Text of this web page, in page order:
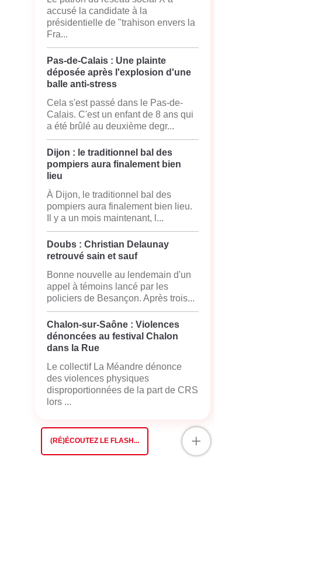
accusé la candidate à la
présidentielle de "trahison envers la
Fra...
Pas-de-Calais : Une plainte
déposée après l'explosion d'une
balle anti-stress
Cela s'est passé dans le Pas-de-
Calais. C'est un enfant de 8 ans qui
a été brûlé au deuxième degr...
Dijon : le traditionnel bal des
pompiers aura finalement bien
lieu
À Dijon, le traditionnel bal des
pompiers aura finalement bien lieu.
Il y a un mois maintenant, l...
Doubs : Christian Delaunay
retrouvé sain et sauf
Bonne nouvelle au lendemain d'un
appel à témoins lancé par les
policiers de Besançon. Après trois...
Chalon-sur-Saône : Violences
dénoncées au festival Chalon
dans la Rue
Le collectif La Méandre dénonce
des violences physiques
disproportionnées de la part de CRS
lors ...
(RÉ)ÉCOUTEZ LE FLASH... +